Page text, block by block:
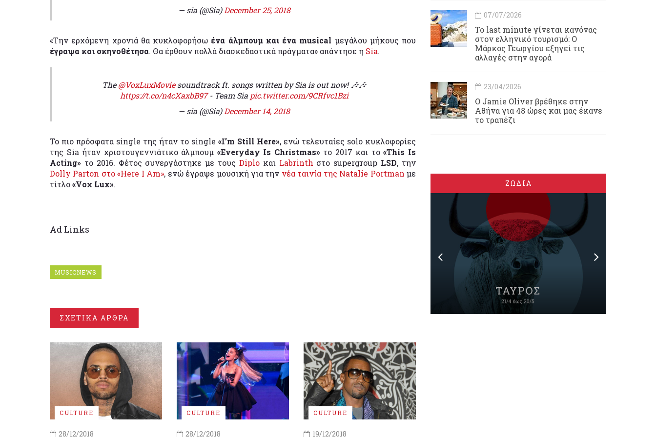
— sia (@Sia) December 25, 2018
«Την ερχόμενη χρονιά θα κυκλοφορήσω ένα άλμπουμ και ένα musical μεγάλου μήκους που
έγραψα και σκηνοθέτησα. Θα έρθουν πολλά διασκεδαστικά πράγματα» απάντησε η Sia.
The@VoxLuxMoviesoundtrack ft. songs written by Sia is out now! 🎶🎶
https://t.co/n4cXaxbB97- Team Sia pic.twitter.com/9CRfvc1Bzi
— sia (@Sia) December 14, 2018
Το πιο πρόσφατα single της ήταν το single «I’m Still Here», ενώ τελευταίες solo κυκλοφορίες
της Sia ήταν χριστουγεννιάτικο άλμπουμ «Everyday Is Christmas»το 2017 και το«This Is
Acting» το 2016. Φέτος συνεργάστηκε με τους Diploκαι Labrinth στο supergroup LSD, την
Dolly Parton στο «Here I Am», ενώ έγραψε μουσική για την νέα ταινία της Natalie Portman με
τίτλο«Vox Lux».
Ad Links
MUSICNEWS
ΣΧΕΤΙΚΑ ΑΡΘΡΑ
CULTURE
28/12/2018
CULTURE
28/12/2018
CULTURE
19/12/2018
07/07/2026
Το last minute γίνεται κανόνας
στον ελληνικό τουρισμό: Ο
Μάρκος Γεωργίου εξηγεί τις
αλλαγές στην αγορά
23/04/2026
Ο Jamie Oliver βρέθηκε στην
Αθήνα για 48 ώρες και μας έκανε
το τραπέζι
ΖΩΔΙΑ